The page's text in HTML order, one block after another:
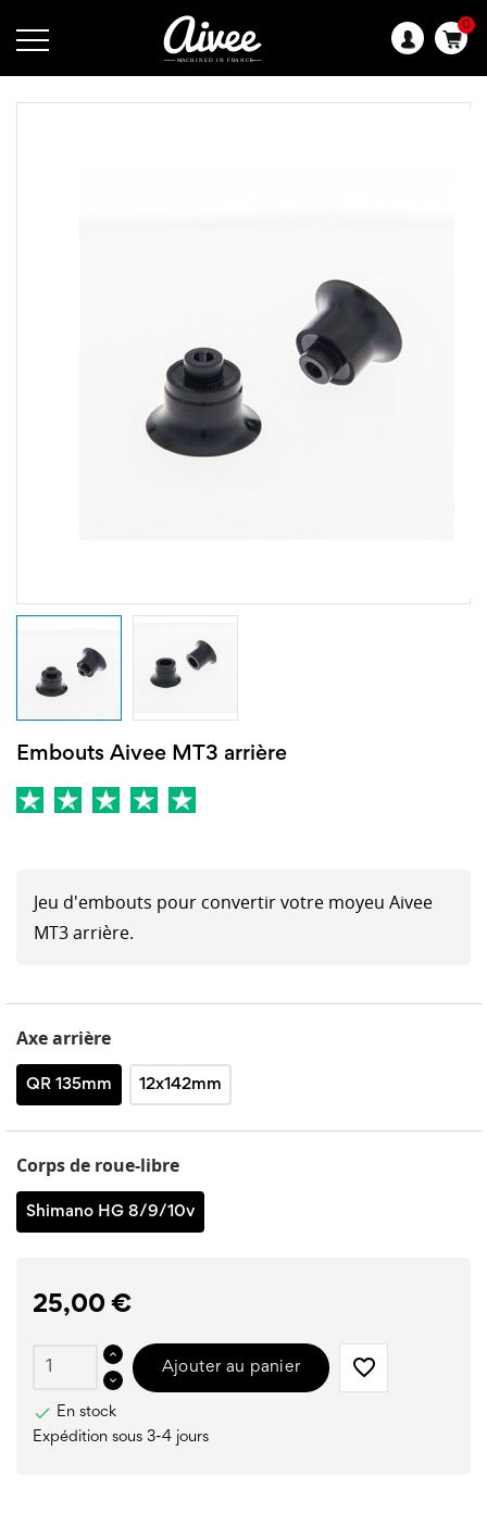
0
Langue
Embouts Aivee MT3 arrière
Jeu d'embouts pour convertir votre moyeu Aivee
MT3 arrière.
Axe arrière
QR 135mm 12x142mm
Corps de roue-libre
Shimano HG 8/9/10v
25,00 €
Ajouter au panier favorite_border

En stock
Expédition sous 3-4 jours